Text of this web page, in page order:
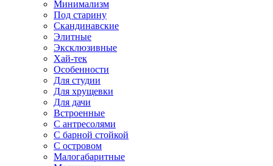
Минимализм
Под старину
Скандинавские
Элитные
Эксклюзивные
Хай-тек
Особенности
Для студии
Для хрущевки
Для дачи
Встроенные
С антресолями
С барной стойкой
С островом
Малогабаритные